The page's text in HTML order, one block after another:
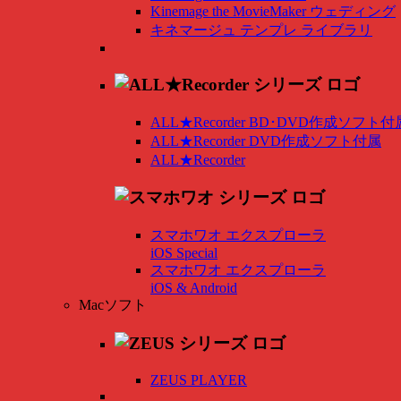
Kinemage the MovieMaker ウェディング
キネマージュ テンプレ ライブラリ
ALL★Recorder BD･DVD作成ソフト付
ALL★Recorder DVD作成ソフト付属
ALL★Recorder
スマホワオ エクスプローラ
iOS Special
スマホワオ エクスプローラ
iOS & Android
Macソフト
ZEUS PLAYER